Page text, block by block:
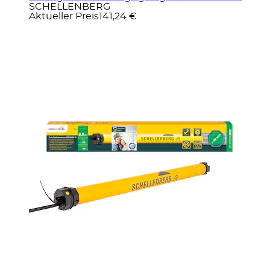
SCHELLENBERG
Aktueller Preis141,24 €